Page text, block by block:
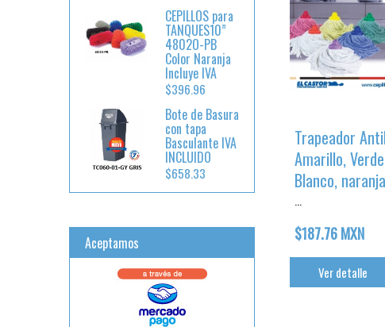
CEPILLOS para
TANQUES10”
4802O-PB
Color Naranja
Incluye IVA
$396.96
Bote de Basura
con tapa
Basculante IVA
INCLUIDO
$658.33
Aceptamos
Trapeador
Amarillo,
Blanco,
...
$187.76 MXN
Ver detalle